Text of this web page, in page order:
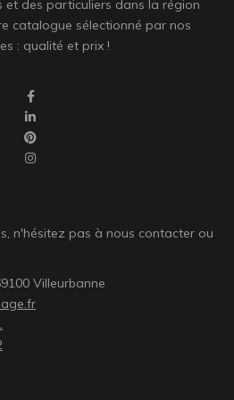
et des particuliers dans la région
catalogue sélectionné par nos
: qualité et prix !
n'hésitez pas à nous contacter ou
Villeurbanne